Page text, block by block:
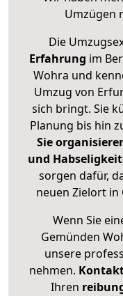
Umzügen
Die
Erfahrung im
Wohra und
Umzug von
sich bringt. Sie
Planung bis hin
Sie
und
sorgen dafür,
neuen Zielort
Wenn Sie
Gemünden
unsere
nehmen.
Ihren